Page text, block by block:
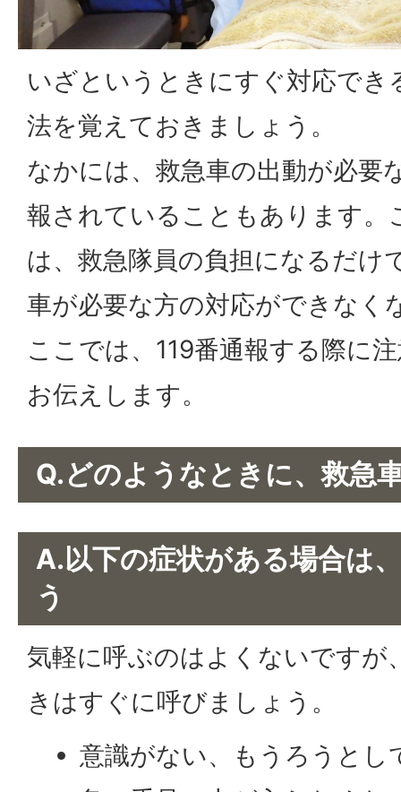
いざというときにすぐ対応でき
法を覚えておきましょう。
なかには、救急車の出動が必要
報されていることもあります。
は、救急隊員の負担になるだけ
車が必要な方の対応ができなく
ここでは、119番通報する際に
お伝えします。
Q.どのようなときに、救急
A.以下の症状がある場合は
う
気軽に呼ぶのはよくないですが
きはすぐに呼びましょう。
意識がない、もうろうとし